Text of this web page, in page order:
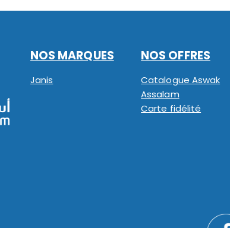
NOS MARQUES
Janis
NOS OFFRES
Catalogue Aswak
Assalam
Carte fidélité